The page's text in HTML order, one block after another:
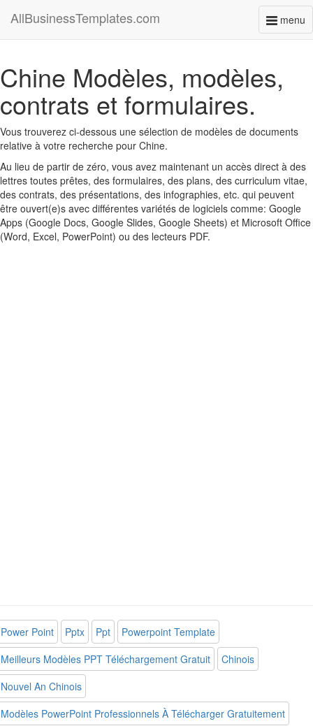
menu
AllBusinessTemplates.com
Chine Modèles, modèles,
contrats et formulaires.
Vous trouverez ci-dessous une sélection de modèles de documents
relative à votre recherche pour Chine.
Au lieu de partir de zéro, vous avez maintenant un accès direct à des
lettres toutes prêtes, des formulaires, des plans, des curriculum vitae,
des contrats, des présentations, des infographies, etc. qui peuvent
être ouvert(e)s avec différentes variétés de logiciels comme: Google
Apps (Google Docs, Google Slides, Google Sheets) et Microsoft Office
(Word, Excel, PowerPoint) ou des lecteurs PDF.
Power Point Pptx Ppt
Powerpoint Template
Meilleurs Modèles PPT Téléchargement Gratuit
Chinois
Nouvel An Chinois
Modèles PowerPoint Professionnels À Télécharger Gratuitement